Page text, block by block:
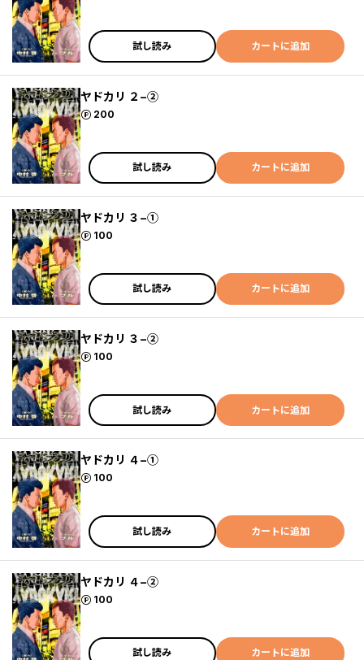
試し読み カートに追加
ヤドカリ ２−②
200
ポイント
試し読み カートに追加
ヤドカリ ３−①
100
ポイント
試し読み カートに追加
ヤドカリ ３−②
100
ポイント
試し読み カートに追加
ヤドカリ ４−①
100
ポイント
試し読み カートに追加
ヤドカリ ４−②
100
ポイント
試し読み カートに追加